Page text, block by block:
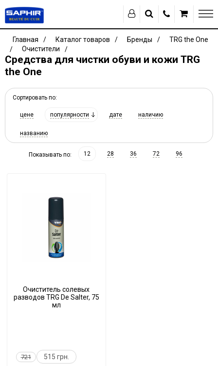
Главная Каталог товаров Бренды
TRG the One
Очистители
Средства для чистки обуви и кожи TRG
the One
Сортировать по:
цене популярности дате наличию
названию
Показывать по: 12 28 36 72 96
Очиститель солевых
разводов TRG De Salter, 75
мл
721
515 грн.